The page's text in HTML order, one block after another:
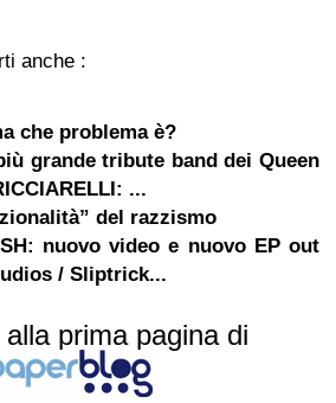
anche :
che problema è?
grande tribute band dei Queen
...
del razzismo
nuovo video e nuovo EP out
/ Sliptrick...
prima pagina di